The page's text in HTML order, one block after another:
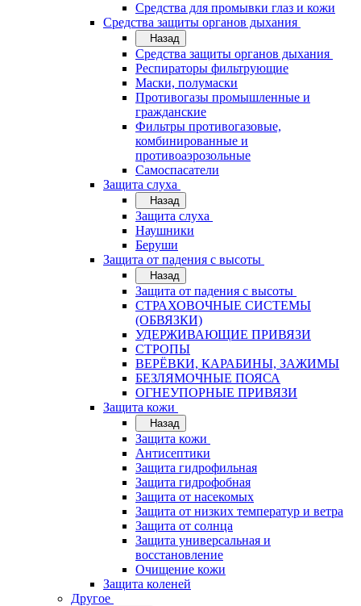
Средства для промывки глаз и кожи
Средства защиты органов дыхания
Назад
Средства защиты органов дыхания
Респираторы фильтрующие
Маски, полумаски
Противогазы промышленные и
гражданские
Фильтры противогазовые,
комбинированные и
противоаэрозольные
Самоспасатели
Защита слуха
Назад
Защита слуха
Наушники
Беруши
Защита от падения с высоты
Назад
Защита от падения с высоты
СТРАХОВОЧНЫЕ СИСТЕМЫ
(ОБВЯЗКИ)
УДЕРЖИВАЮЩИЕ ПРИВЯЗИ
СТРОПЫ
ВЕРЁВКИ, КАРАБИНЫ, ЗАЖИМЫ
БЕЗЛЯМОЧНЫЕ ПОЯСА
ОГНЕУПОРНЫЕ ПРИВЯЗИ
Защита кожи
Назад
Защита кожи
Антисептики
Защита гидрофильная
Защита гидрофобная
Защита от насекомых
Защита от низких температур и ветра
Защита от солнца
Защита универсальная и
восстановление
Очищение кожи
Защита коленей
Другое